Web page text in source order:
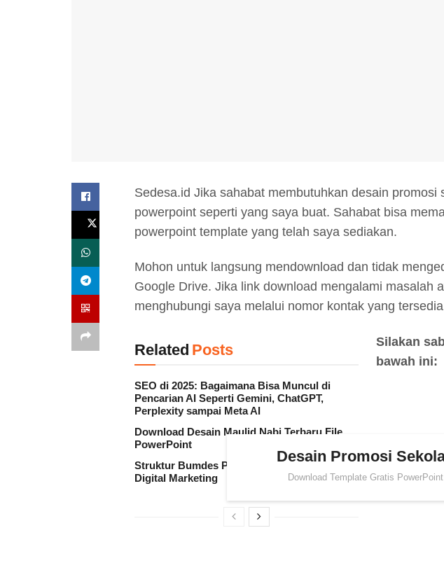
Sedesa.id Jika sahabat membutuhkan desain promosi
powerpoint seperti yang saya buat. Sahabat bisa
powerpoint template yang telah saya sediakan.
Mohon untuk langsung mendownload dan tidak
Google Drive. Jika link download mengalami masalah
menghubungi saya melalui nomor kontak yang
Related Posts
SEO di 2025: Bagaimana Bisa Muncul di
Pencarian AI Seperti Gemini, ChatGPT,
Perplexity sampai Meta AI
Download Desain Maulid Nabi Terbaru File
PowerPoint
Struktur Bumdes Perlu Menambah Bagian
Digital Marketing
Silakan
bawah ini:
Desain Promosi
Download Template Gratis PowerPoint